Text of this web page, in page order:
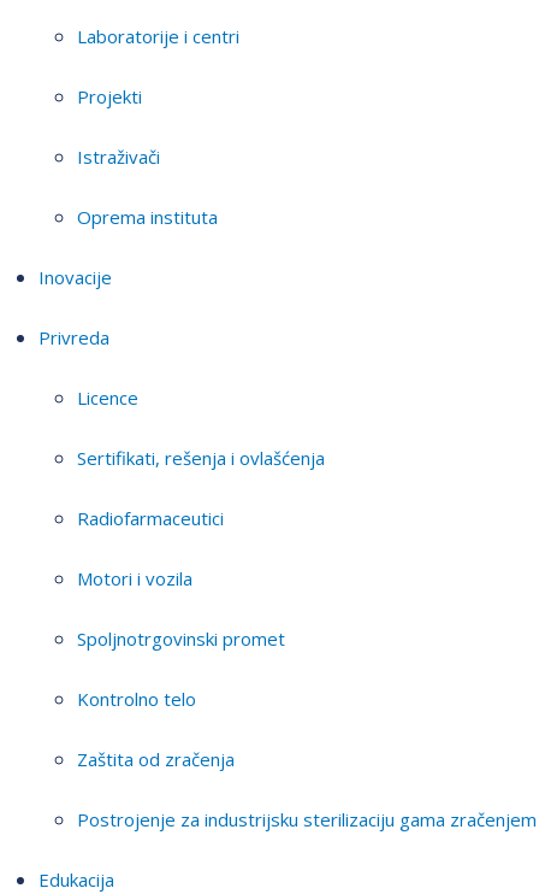
Laboratorije i centri
Projekti
Istraživači
Oprema instituta
Inovacije
Privreda
Licence
Sertifikati, rešenja i ovlašćenja
Radiofarmaceutici
Motori i vozila
Spoljnotrgovinski promet
Kontrolno telo
Zaštita od zračenja
Postrojenje za industrijsku sterilizaciju gama zračenjem
Edukacija